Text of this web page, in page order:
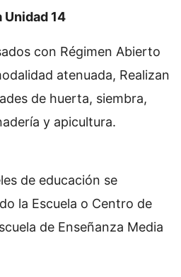
14
con Régimen Abierto
atenuada, Realizan
de huerta, siembra,
y apicultura.
de educación se
la Escuela o Centro de
de Enseñanza Media